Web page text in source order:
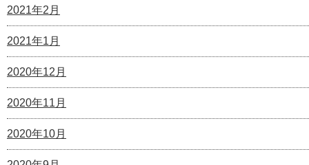
2021年2月
2021年1月
2020年12月
2020年11月
2020年10月